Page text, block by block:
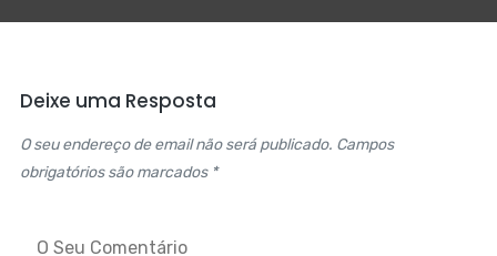
Deixe uma Resposta
O seu endereço de email não será publicado. Campos
obrigatórios são marcados *